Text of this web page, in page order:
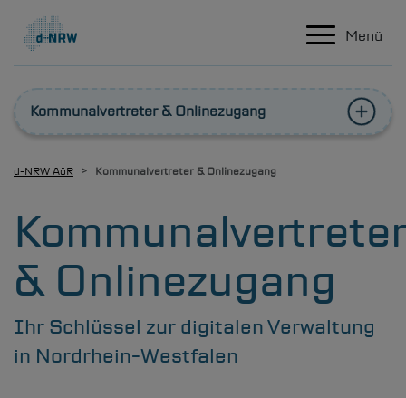
Direkt zum Inhalt
Menü
Hauptnavigation
Kommunalvertreter & Onlinezugang
d-NRWAöR Kommunalvertreter & Onlinezugang
& Onlinezugang
Ihr Schlüssel zur digitalen Verwaltung
in Nordrhein-Westfalen